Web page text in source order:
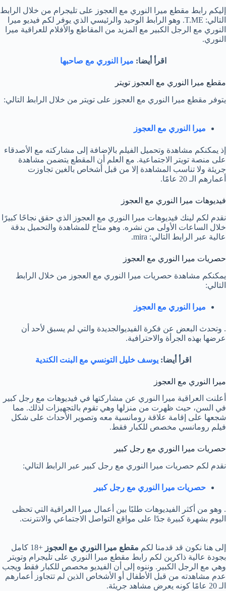
إليكم رابط مقطع ميرا النوري مع العجوز على تليجرام من خلال الرابط
التالي: T.ME. وهو الرابط الوحيد والرئيسي الذي يوفر لكم فيديو ميرا
النوري مع الرجل الكبير مع المزيد من المقاطع والأفلام للعراقية ميرا
النوري.
اقرأ أيضا: ميرا النوري مع صاحبها
مقطع ميرا النوري مع العجوز تويتر
يتوفر مقطع ميرا النوري مع العجوز على تويتر من خلال الرابط التالي:
ميرا النوري مع العجوز
إذ يمكنكم مشاهدة وتحميل الفيلم بالإضافة إلى مشاركته مع الأصدقاء
على منصة تويتر الاجتماعية. مع العلم أن المقطع يتضمن مشاهدة
جريئة ولا تناسب المشاهدة إلا من قبل أشخاص بالغين تجاوزت
أعمارهم الـ 20 عامًا.
فيديوهات ميرا النوري مع العجوز
نقدم لكم لينك فيديوهات ميرا النوري مع العجوز الذي حقق نجاحًا كبيرًا
خلال الساعات الأولى من نشره. وهو متاح للمشاهدة والتحميل بدقة
عالية عبر الرابط التالي: mira.
حصريات ميرا النوري مع العجوز
يمكنكم مشاهدة حصريات ميرا النوري مع العجوز من خلال الرابط
التالي:
ميرا النوري مع العجوز
. وتحدث البعض عن فكرة الفيديوالجديدة والتي لم يسبق لأحد أن
عرضها بهذه الجرأة والاحترافية.
اقرأ أيضا:يوسف خليل التونسي مع البنت الكندية
ميرا النوري مع العجوز
أعلنت العراقية ميرا النوري عن مشاركتها في فيديوهات مع رجل كبير
في السن، حيث ظهرت من منزلها وهي تقوم بالتجهيزات لذلك. مما
شجعها على إقامة علاقة رومانسية معه وتصوير الأحداث على شكل
فيلم رومانسي مخصص للكبار فقط.
حصريات ميرا النوري مع رجل كبير
نقدم لكم حصريات ميرا النوري مع رجل كبير عبر الرابط التالي:
حصريات ميرا النوري مع رجل كبير
. وهو من أكثر الفيديوهات طلبًا بين أعمال ميرا العراقية التي تحظى
اليوم بشهرة كبيرة جدًا على مواقع التواصل الاجتماعي والانترنت.
إلى هنا نكون قد قدمنا لكم مقطع ميرا النوري مع العجوز
+18 كامل
بجودة عالية ذاكرين لكم رابط مقطع ميرا النوري على تليجرام وتويتر
وهي مع الرجل الكبير. وننوه إلى أن الفيديو مخصص للكبار فقط ويجب
عدم مشاهدته من قبل الأطفال أو الأشخاص الذين لم تتجاوز أعمارهم
الـ 20 عامًا كونه يعرض مشاهد جريئة.